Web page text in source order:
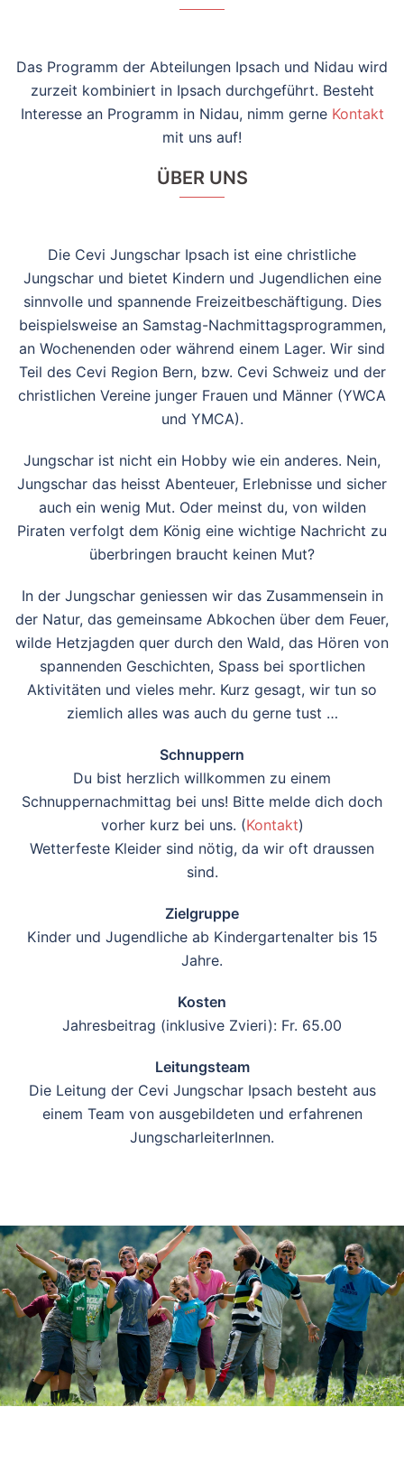
Das Programm der Abteilungen Ipsach und Nidau wird
zurzeit kombiniert in Ipsach durchgeführt. Besteht
Interesse an Programm in Nidau, nimm gerne Kontakt
mit uns auf!
ÜBER UNS
Die Cevi Jungschar Ipsach ist eine christliche
Jungschar und bietet Kindern und Jugendlichen eine
sinnvolle und spannende Freizeitbeschäftigung. Dies
beispielsweise an Samstag-Nachmittagsprogrammen,
an Wochenenden oder während einem Lager. Wir sind
Teil des Cevi Region Bern, bzw. Cevi Schweiz und der
christlichen Vereine junger Frauen und Männer (YWCA
und YMCA).
Jungschar ist nicht ein Hobby wie ein anderes. Nein,
Jungschar das heisst Abenteuer, Erlebnisse und sicher
auch ein wenig Mut. Oder meinst du, von wilden
Piraten verfolgt dem König eine wichtige Nachricht zu
überbringen braucht keinen Mut?
In der Jungschar geniessen wir das Zusammensein in
der Natur, das gemeinsame Abkochen über dem Feuer,
wilde Hetzjagden quer durch den Wald, das Hören von
spannenden Geschichten, Spass bei sportlichen
Aktivitäten und vieles mehr. Kurz gesagt, wir tun so
ziemlich alles was auch du gerne tust …
Schnuppern
Du bist herzlich willkommen zu einem
Schnuppernachmittag bei uns! Bitte melde dich doch
vorher kurz bei uns. (Kontakt)
Wetterfeste Kleider sind nötig, da wir oft draussen
sind.
Zielgruppe
Kinder und Jugendliche ab Kindergartenalter bis 15
Jahre.
Kosten
Jahresbeitrag (inklusive Zvieri): Fr. 65.00
Leitungsteam
Die Leitung der Cevi Jungschar Ipsach besteht aus
einem Team von ausgebildeten und erfahrenen
JungscharleiterInnen.